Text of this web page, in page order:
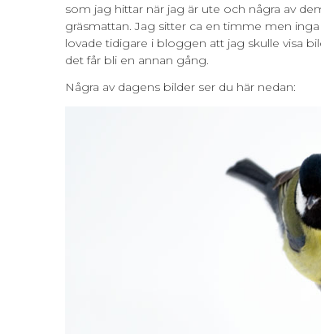
som jag hittar när jag är ute och några av
gräsmattan. Jag sitter ca en timme men
lovade tidigare i bloggen att jag skulle visa
det får bli en annan gång.
Några av dagens bilder ser du här nedan: